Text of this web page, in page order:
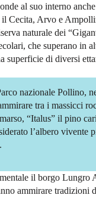
al suo interno
il Cecita, Arvo e
naturale dei
che superano in
superficie di diversi
nazionale Pollino,
tra i massicci
“Italus” il pino
l’albero vivente
il borgo Lungro
ammirare tradizioni